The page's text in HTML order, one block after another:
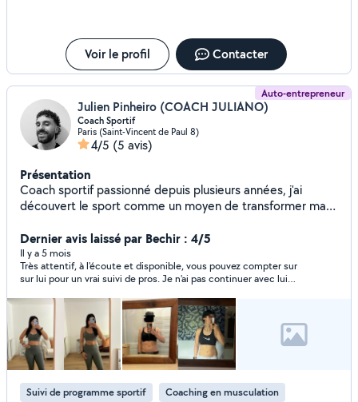
Voir le profil Contacter
Auto-entrepreneur
Julien Pinheiro (COACH JULIANO)
Coach Sportif
Paris (Saint-Vincent de Paul 8)
4/5 (5 avis)
Présentation
Coach sportif passionné depuis plusieurs années, j'ai
découvert le sport comme un moyen de transformer ma
poussé à devenir coach, c'est cette envie de transmettre
cette énergie positive et d'aider chacun à atteindre ses
objectifs, quels qu'ils soient. Je ne suis pas un doctorant,
mais un passionné qui connaît les défis et la satisfaction
de progresser étape par étape. Mon approche est basée
sur l'écoute, la motivation et l'adaptation à vos besoins
réels, pour des résultats concrets et durables, sans
fausses promesses. Ensemble, on dépasse les limites.
Dernier avis laissé par Bechir : 4/5
Il y a 5 mois
Très attentif, à l'écoute et disponible, vous pouvez compter sur
sur lui pour un vrai suivi de pros. Je n'ai pas continuer avec lui
Suivi de programme sportif Coaching en musculation